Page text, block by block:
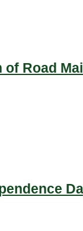
of Road